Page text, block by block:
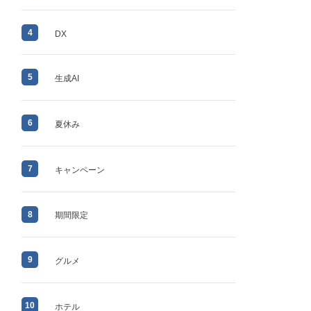
4 DX
5 生成AI
6 夏休み
7 キャンペーン
8 期間限定
9 グルメ
10 ホテル